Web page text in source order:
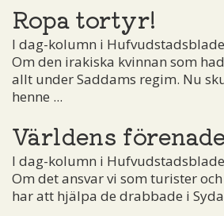
Ropa tortyr!
I dag-kolumn i
Om den irakiska kvinnan som
allt under Saddams regim. Nu
henne ...
Världens
I dag-kolumn i
Om det ansvar vi som turister
har att hjälpa de drabbade i